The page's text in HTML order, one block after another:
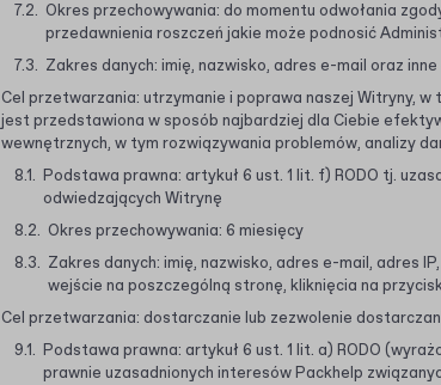
Okres przechowywania: do momentu odwołania
przedawnienia roszczeń jakie może podnosić
Zakres danych: imię, nazwisko, adres e-mail oraz
Cel przetwarzania: utrzymanie i poprawa naszej Witryny,
jest przedstawiona w sposób najbardziej dla Ciebie
wewnętrznych, w tym rozwiązywania problemów, analizy
Podstawa prawna: artykuł 6 ust. 1 lit. f) RODO tj.
odwiedzających Witrynę
Okres przechowywania: 6 miesięcy
Zakres danych: imię, nazwisko, adres e-mail, adres
wejście na poszczególną stronę, kliknięcia na
Cel przetwarzania: dostarczanie lub zezwolenie
Podstawa prawna: artykuł 6 ust. 1 lit. a) RODO
prawnie uzasadnionych interesów Packhelp